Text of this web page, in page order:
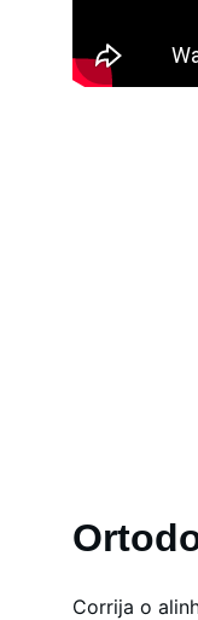
Corrija o